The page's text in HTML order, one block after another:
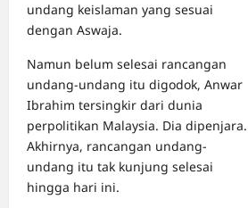
undang keislaman yang sesuai
dengan Aswaja.
Namun belum selesai rancangan
undang-undang itu digodok, Anwar
Ibrahim tersingkir dari dunia
perpolitikan Malaysia. Dia dipenjara.
Akhirnya, rancangan undang-
undang itu tak kunjung selesai
hingga hari ini.